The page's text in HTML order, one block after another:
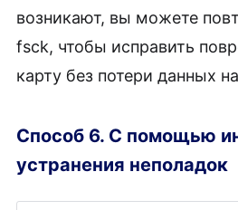
возникают, вы можете
fsck, чтобы исправить
карту без потери данных
Способ 6. С помощью
устранения неполадок